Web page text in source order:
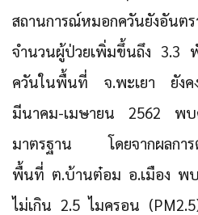
สถานการณ์หมอกควันยังอัน
จำนวนผู้ป่วยเพิ่มขึ้นถึง 3.3
ควันในพื้นที่ จ.พะเยา ยังค
มีนาคม-เมษายน 2562 พ
มาตรฐาน โดยจากผลการ
พื้นที่ ต.บ้านต๋อม อ.เมือง พ
ไม่เกิน 2.5 ไมครอน